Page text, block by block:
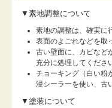
▼素地調整について
素地の調整は、確実に
表面のよごれなどを取
古い壁面に、カビなど
充分に処理してくださ
チョーキング（白い粉
浸シーラーを使い、古
▼塗装について